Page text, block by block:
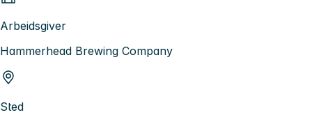
Arbeidsgiver
Hammerhead Brewing Company
Sted